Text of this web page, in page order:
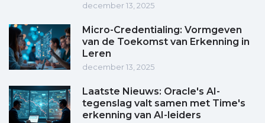
december 13, 2025
Micro-Credentialing: Vormgeven
van de Toekomst van Erkenning in
Leren
december 13, 2025
Laatste Nieuws: Oracle's AI-
tegenslag valt samen met Time's
erkenning van AI-leiders